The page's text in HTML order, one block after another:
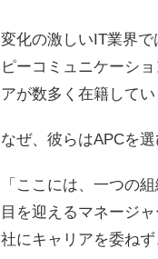
変化の激しいIT業界
ピーコミュニケーシ
アが数多く在籍してい
なぜ、彼らはAPCを
「ここには、一つの
目を迎えるマネージ
社にキャリアを委ね